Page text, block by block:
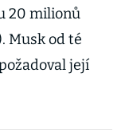
20 milionů
Musk od té
její